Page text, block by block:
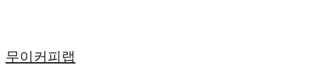
무이커피랩